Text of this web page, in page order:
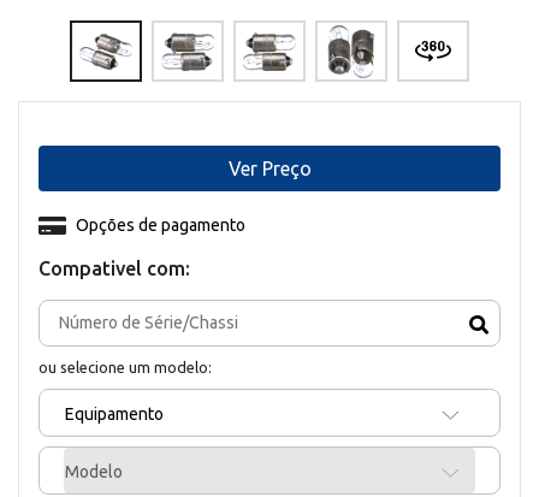
Compativel com:
ou selecione um modelo:
Equipamento
Modelo
Opções de pagamento
Ver Preço